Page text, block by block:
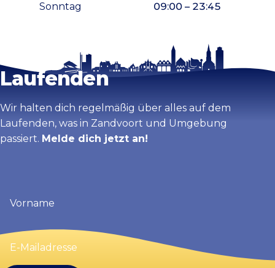
Sonntag 09:00 – 23:45
Karte vergrößern
Bleib auf dem
Laufenden
Wir halten dich regelmäßig über alles auf dem
Laufenden, was in Zandvoort und Umgebung
passiert. Melde dich jetzt an!
(erforderlich)
E-
Mailadresse